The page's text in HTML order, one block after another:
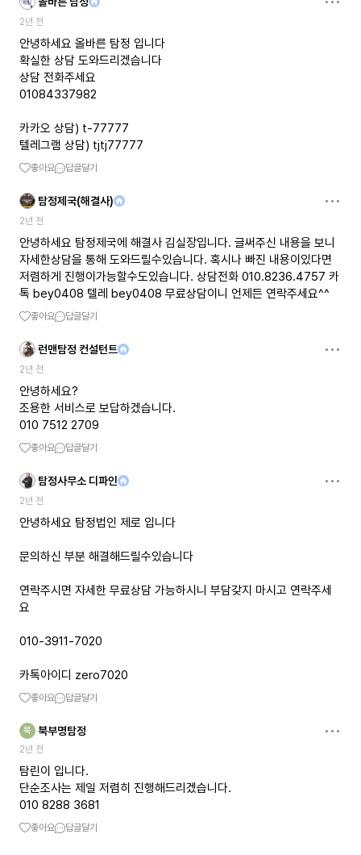
2년 전
안녕하세요 올바른 탐정 입니다
확실한 상담 도와드리겠습니다
상담 전화주세요
01084337982
카카오 상담) t-77777
텔레그램 상담) tjtj77777
좋아요 답글달기
탐정제국(해결사)
2년 전
안녕하세요 탐정제국에 해결사 김실장입니다. 글써주신 내용을 보니
자세한상담을 통해 도와드릴수있습니다. 혹시나 빠진 내용이있다면
저렴하게 진행이가능할수도있습니다. 상담전화 010.8236.4757 카
톡 bey0408 텔레 bey0408 무료상담이니 언제든 연락주세요^^
좋아요 답글달기
런맨탐정 컨설턴트
2년 전
안녕하세요?
조용한 서비스로 보답하겠습니다.
010 7512 2709
좋아요 답글달기
탐정사무소 디파인
2년 전
안녕하세요 탐정법인 제로 입니다
문의하신 부분 해결해드릴수있습니다
연락주시면 자세한 무료상담 가능하시니 부담갖지 마시고 연락주세
요
010-3911-7020
카톡아이디 zero7020
좋아요 답글달기
북 북부명탐정
2년 전
탐린이 입니다.
단순조사는 제일 저렴히 진행해드리겠습니다.
010 8288 3681
좋아요 답글달기